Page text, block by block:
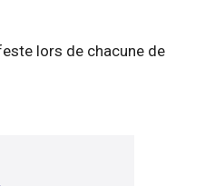
lors de chacune de